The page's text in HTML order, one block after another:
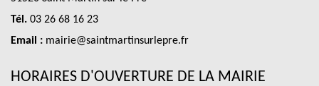
Tél. 03 26 68 16 23
Email : mairie@saintmartinsurlepre.fr
HORAIRES D'OUVERTURE DE LA MAIRIE